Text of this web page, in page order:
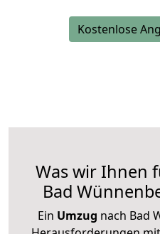
Kostenlose
Was wir Ihnen
Bad
Ein Umzug nach Bad